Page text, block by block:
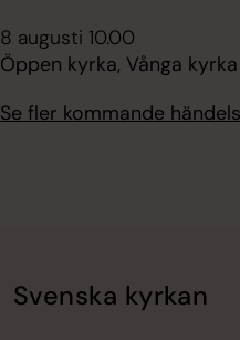
8 augusti 10.00
Öppen kyrka, Vånga kyrka
Se fler kommande
Svenska kyrkan